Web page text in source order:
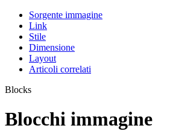
Sorgente immagine
Link
Stile
Dimensione
Layout
Articoli correlati
Blocks
Blocchi immagine